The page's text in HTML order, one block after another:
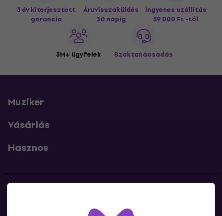
3 év kiterjesztett
garancia
Áruvisszaküldés
30 napig
Ingyenes szállítás
59 000 Ft -tól
3M+ ügyfelek Szaktanácsadás
Muziker
Vásárlás
Hasznos